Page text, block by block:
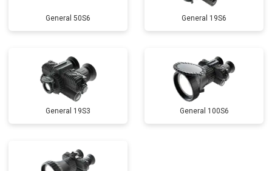
General 50S6 General 19S6
General 19S3 General 100S6